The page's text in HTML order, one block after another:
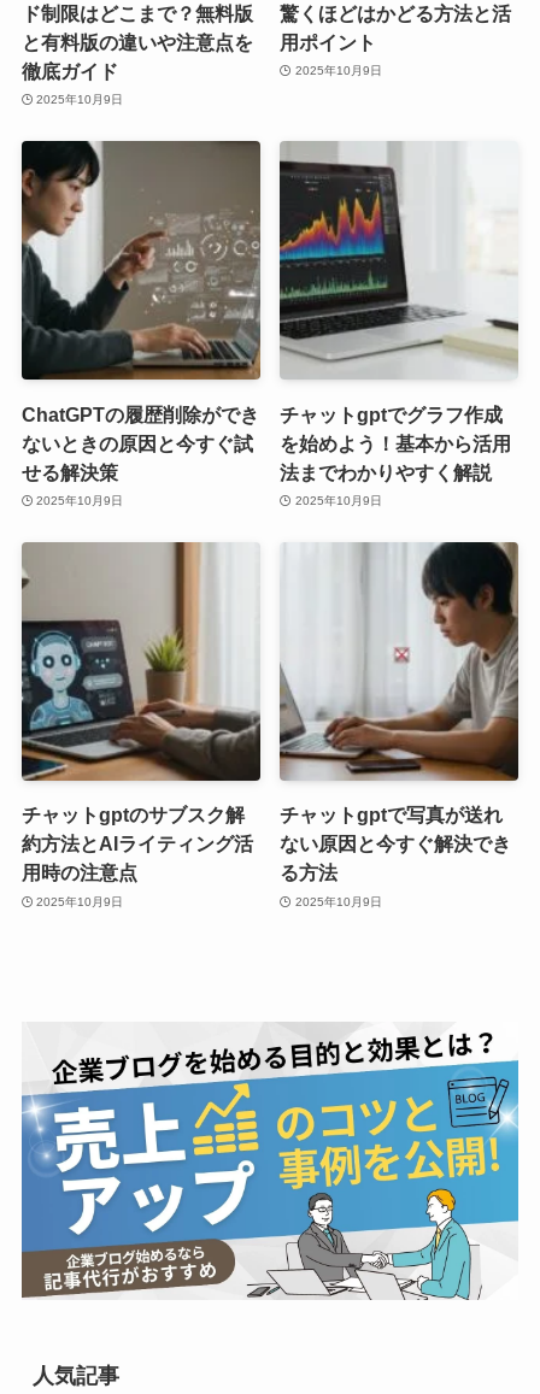
ド制限はどこまで？無料版
と有料版の違いや注意点を
徹底ガイド
2025年10月9日
驚くほどはかどる方法と活
用ポイント
2025年10月9日
ChatGPTの履歴削除ができ
ないときの原因と今すぐ試
せる解決策
2025年10月9日
チャットgptでグラフ作成
を始めよう！基本から活用
法までわかりやすく解説
2025年10月9日
チャットgptのサブスク解
約方法とAIライティング活
用時の注意点
2025年10月9日
チャットgptで写真が送れ
ない原因と今すぐ解決でき
る方法
2025年10月9日
人気記事